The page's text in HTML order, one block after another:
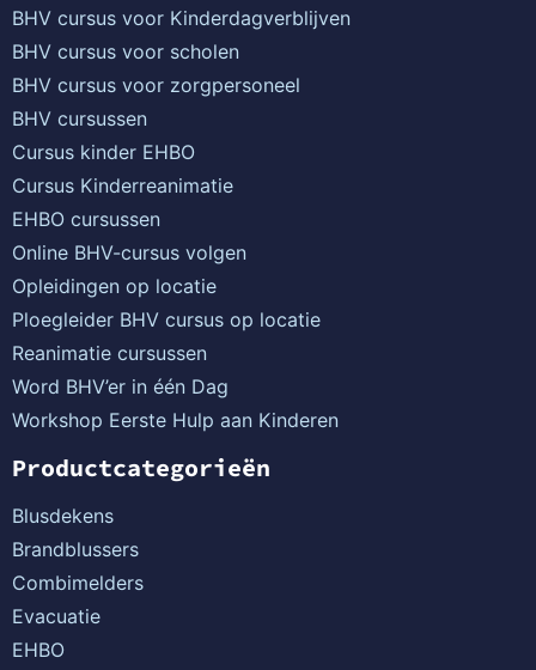
BHV cursus voor Kinderdagverblijven
BHV cursus voor scholen
BHV cursus voor zorgpersoneel
BHV cursussen
Cursus kinder EHBO
Cursus Kinderreanimatie
EHBO cursussen
Online BHV-cursus volgen
Opleidingen op locatie
Ploegleider BHV cursus op locatie
Reanimatie cursussen
Word BHV’er in één Dag
Workshop Eerste Hulp aan Kinderen
Productcategorieën
Blusdekens
Brandblussers
Combimelders
Evacuatie
EHBO